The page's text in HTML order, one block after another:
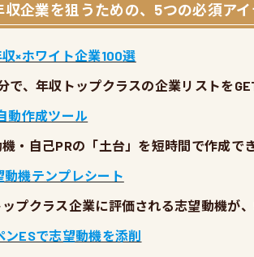
収企業を狙うための、5つの必須アイ
×ホワイト企業100選
で、年収トップクラスの企業リストを
動作成ツール
・自己PRの「土台」を短時間で作成で
動機テンプレシート
プクラス企業に評価される志望動機が
ンESで志望動機を添削